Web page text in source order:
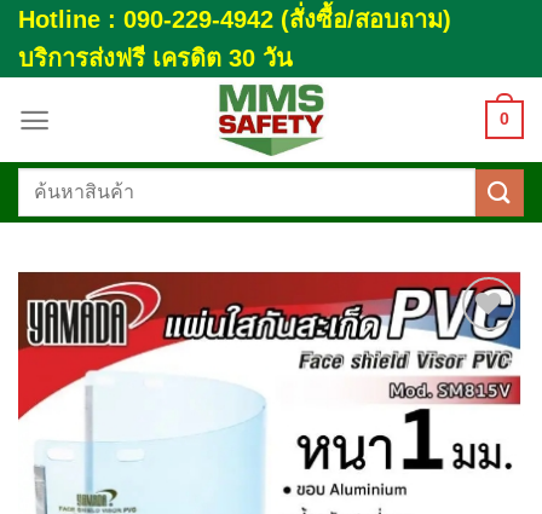
Skip
to
content
Hotline : 090-229-4942 (สั่งซื้อ/สอบถาม)
บริการส่งฟรี เครดิต 30 วัน
0
ค้นหา:
Add to
wishlist